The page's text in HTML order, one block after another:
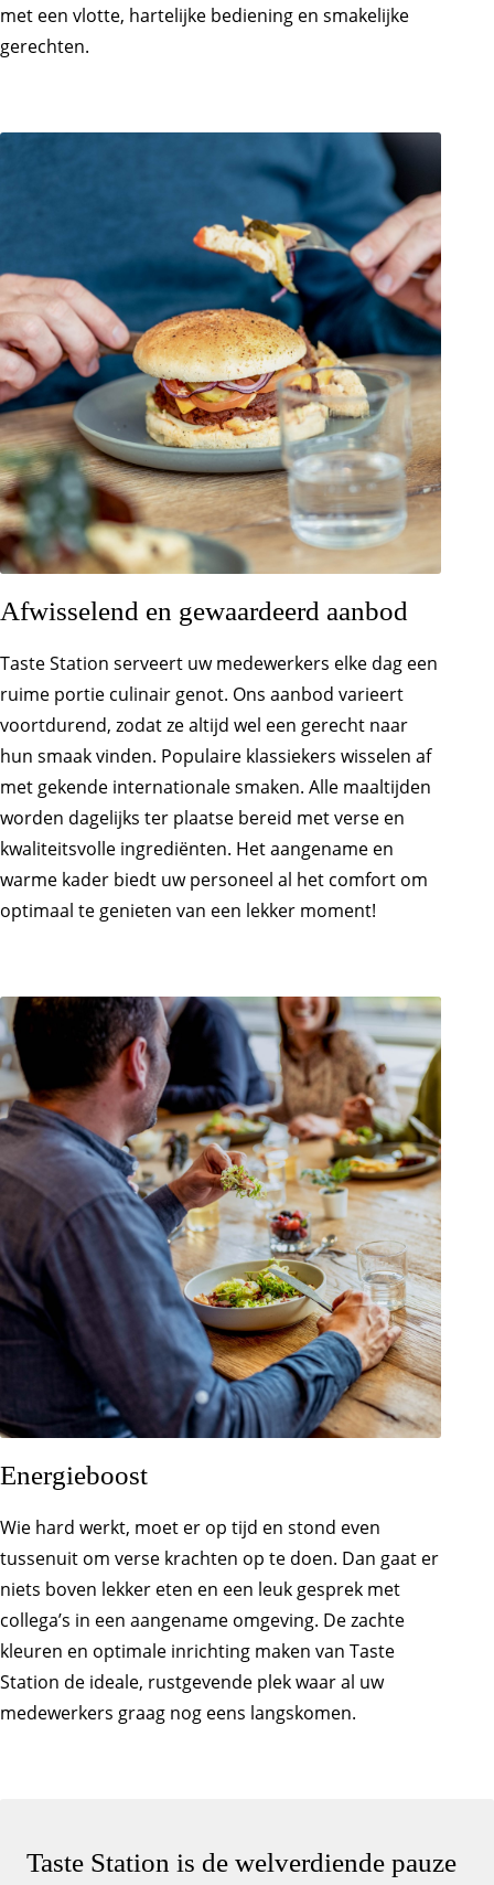
met een vlotte, hartelijke bediening en smakelijke
gerechten.
Afwisselend en gewaardeerd aanbod
Taste Station serveert uw medewerkers elke dag een
ruime portie culinair genot. Ons aanbod varieert
voortdurend, zodat ze altijd wel een gerecht naar
hun smaak vinden. Populaire klassiekers wisselen af
met gekende internationale smaken. Alle maaltijden
worden dagelijks ter plaatse bereid met verse en
kwaliteitsvolle ingrediënten. Het aangename en
warme kader biedt uw personeel al het comfort om
optimaal te genieten van een lekker moment!
Energieboost
Wie hard werkt, moet er op tijd en stond even
tussenuit om verse krachten op te doen. Dan gaat er
niets boven lekker eten en een leuk gesprek met
collega’s in een aangename omgeving. De zachte
kleuren en optimale inrichting maken van Taste
Station de ideale, rustgevende plek waar al uw
medewerkers graag nog eens langskomen.
Taste Station is de welverdiende pauze